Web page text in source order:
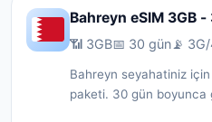
Bahreyn eSIM 3GB -
📶 3GB📅 30 gün📡
Bahreyn seyahatiniz için
paketi. 30 gün boyunca